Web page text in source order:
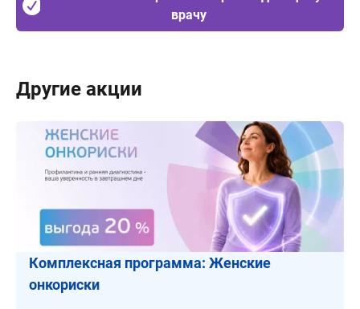
врачу
Другие акции
Комплексная программа: Женские
онкориски